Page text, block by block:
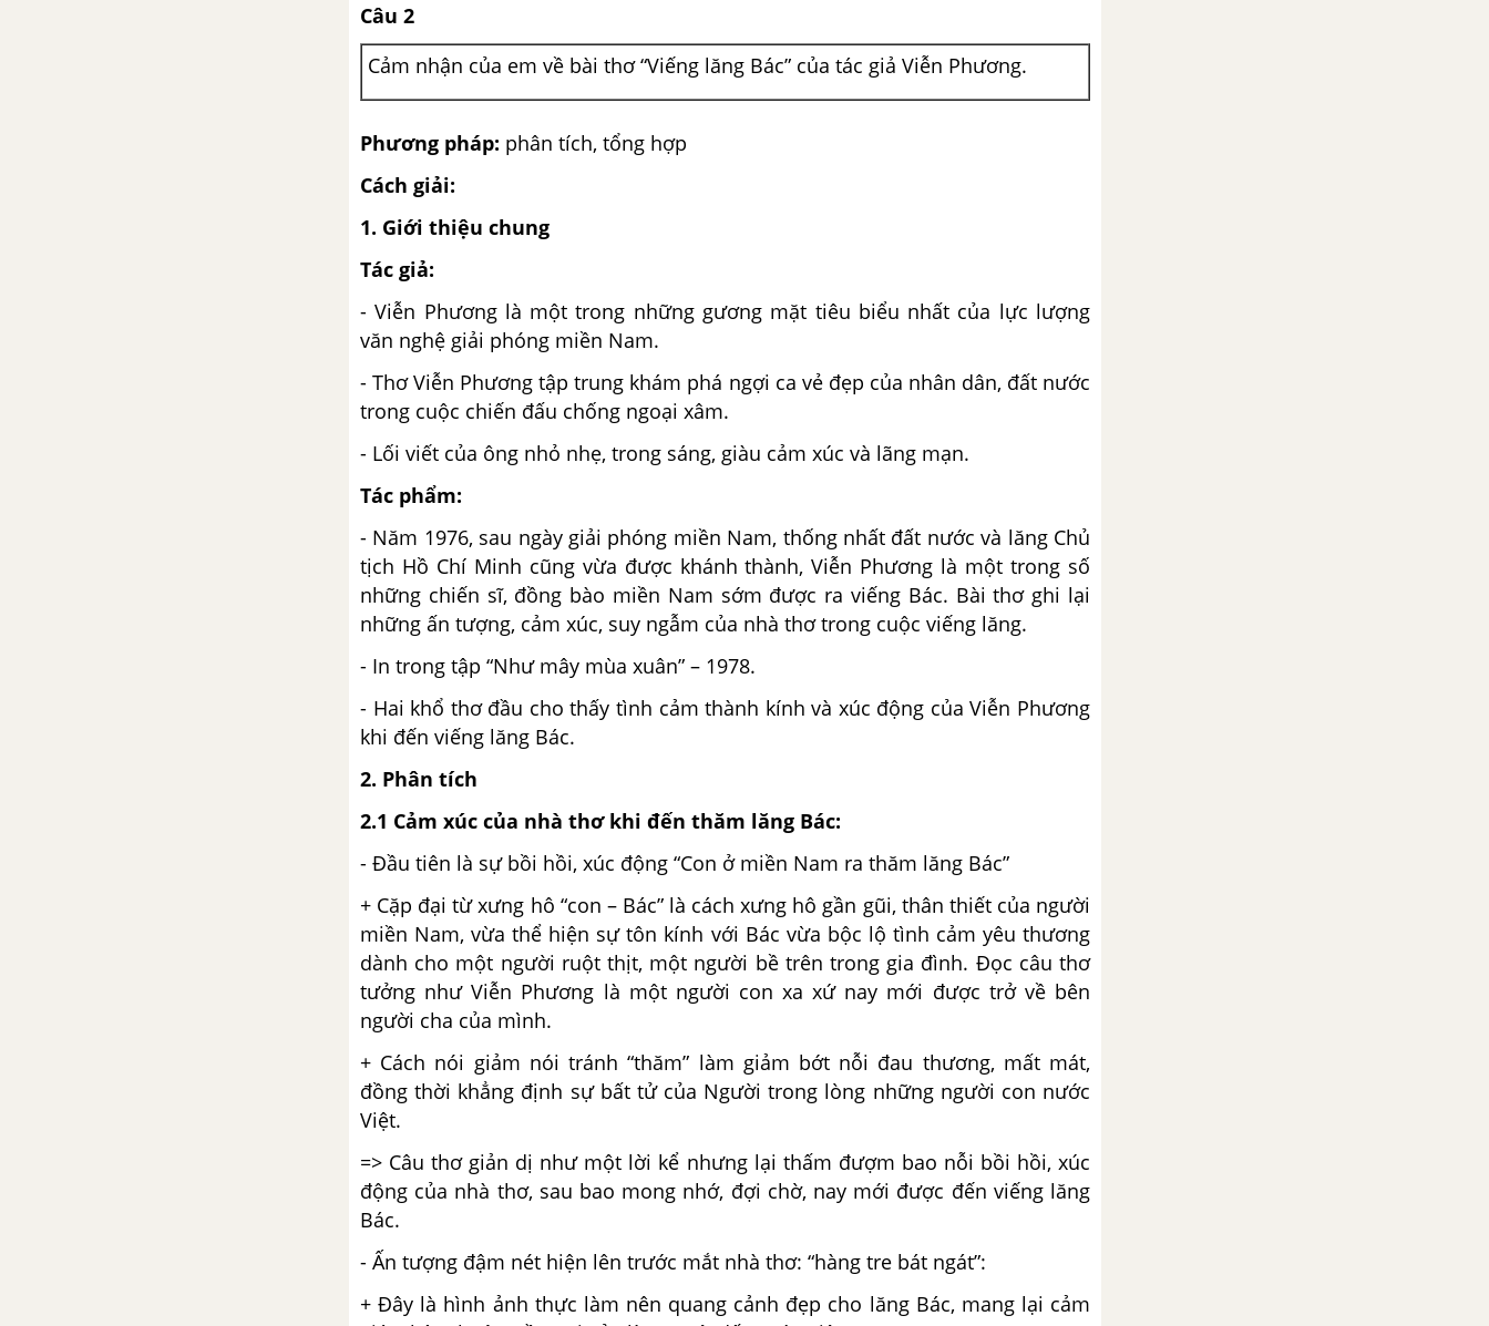
Câu 2
Cảm nhận của em về bài thơ “Viếng lăng Bác” của tác giả Viễn Phương.
Phương pháp: phân tích, tổng hợp
Cách giải:
1. Giới thiệu chung
Tác giả:
- Viễn Phương là một trong những gương mặt tiêu biểu nhất của lực lượng
văn nghệ giải phóng miền Nam.
- Thơ Viễn Phương tập trung khám phá ngợi ca vẻ đẹp của nhân dân, đất nước
trong cuộc chiến đấu chống ngoại xâm.
- Lối viết của ông nhỏ nhẹ, trong sáng, giàu cảm xúc và lãng mạn.
Tác phẩm:
- Năm 1976, sau ngày giải phóng miền Nam, thống nhất đất nước và lăng Chủ
tịch Hồ Chí Minh cũng vừa được khánh thành, Viễn Phương là một trong số
những chiến sĩ, đồng bào miền Nam sớm được ra viếng Bác. Bài thơ ghi lại
những ấn tượng, cảm xúc, suy ngẫm của nhà thơ trong cuộc viếng lăng.
- In trong tập “Như mây mùa xuân” – 1978.
- Hai khổ thơ đầu cho thấy tình cảm thành kính và xúc động của Viễn Phương
khi đến viếng lăng Bác.
2. Phân tích
2.1 Cảm xúc của nhà thơ khi đến thăm lăng Bác:
- Đầu tiên là sự bồi hồi, xúc động “Con ở miền Nam ra thăm lăng Bác”
+ Cặp đại từ xưng hô “con – Bác” là cách xưng hô gần gũi, thân thiết của người
miền Nam, vừa thể hiện sự tôn kính với Bác vừa bộc lộ tình cảm yêu thương
dành cho một người ruột thịt, một người bề trên trong gia đình. Đọc câu thơ
tưởng như Viễn Phương là một người con xa xứ nay mới được trở về bên
người cha của mình.
+ Cách nói giảm nói tránh “thăm” làm giảm bớt nỗi đau thương, mất mát,
đồng thời khẳng định sự bất tử của Người trong lòng những người con nước
Việt.
=> Câu thơ giản dị như một lời kể nhưng lại thấm đượm bao nỗi bồi hồi, xúc
động của nhà thơ, sau bao mong nhớ, đợi chờ, nay mới được đến viếng lăng
Bác.
- Ấn tượng đậm nét hiện lên trước mắt nhà thơ: “hàng tre bát ngát”:
+ Đây là hình ảnh thực làm nên quang cảnh đẹp cho lăng Bác, mang lại cảm